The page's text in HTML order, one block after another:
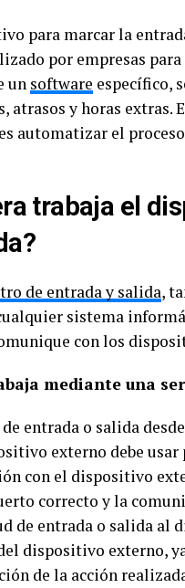
para marcar la
por empresas
un software específico,
atrasos y horas
automatizar el
trabaja el
de entrada y salida,
sistema
con los
mediante una
entrada o salida
externo debe
con el dispositivo
correcto y la
de entrada o salida al
dispositivo externo,
de la acción